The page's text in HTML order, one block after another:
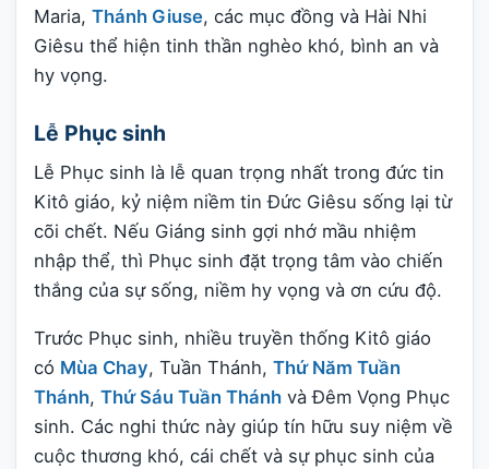
Maria, Thánh Giuse, các mục đồng và Hài Nhi
Giêsu thể hiện tinh thần nghèo khó, bình an và
hy vọng.
Lễ Phục sinh
Lễ Phục sinh là lễ quan trọng nhất trong đức tin
Kitô giáo, kỷ niệm niềm tin Đức Giêsu sống lại từ
cõi chết. Nếu Giáng sinh gợi nhớ mầu nhiệm
nhập thể, thì Phục sinh đặt trọng tâm vào chiến
thắng của sự sống, niềm hy vọng và ơn cứu độ.
Trước Phục sinh, nhiều truyền thống Kitô giáo
có Mùa Chay, Tuần Thánh, Thứ Năm Tuần
Thánh, Thứ Sáu Tuần Thánh và Đêm Vọng Phục
sinh. Các nghi thức này giúp tín hữu suy niệm về
cuộc thương khó, cái chết và sự phục sinh của